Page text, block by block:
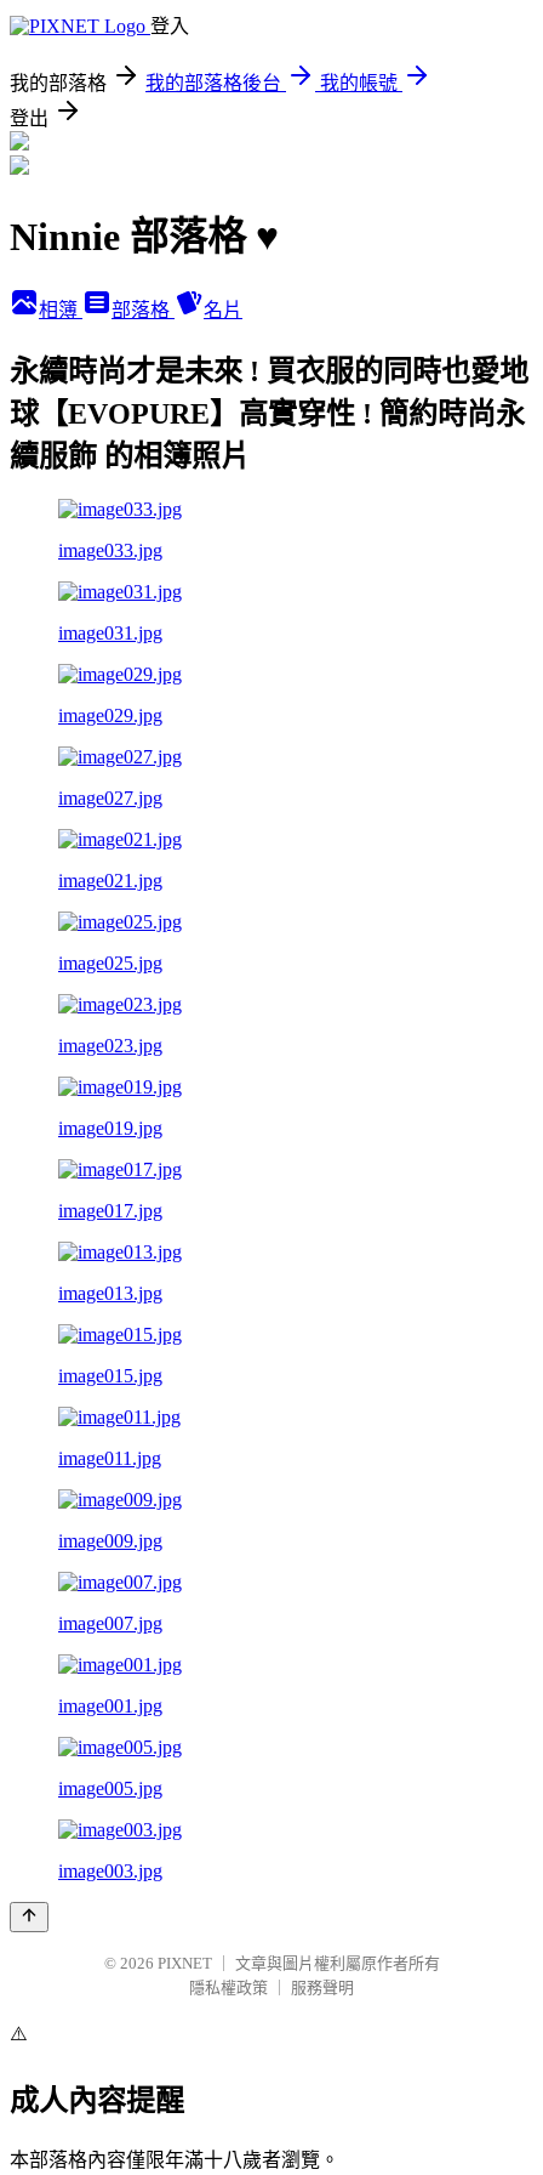
登入
我的部落格 我的部落格後台
我的帳號
登出
Ninnie 部落格 ♥
相簿 部落格 名片
永續時尚才是未來 ! 買衣服的同時也愛地
球【EVOPURE】高實穿性 ! 簡約時尚永
續服飾 的相簿照片
image033.jpg
image031.jpg
image029.jpg
image027.jpg
image021.jpg
image025.jpg
image023.jpg
image019.jpg
image017.jpg
image013.jpg
image015.jpg
image011.jpg
image009.jpg
image007.jpg
image001.jpg
image005.jpg
image003.jpg
© 2026 PIXNET
文章與圖片權利屬原作者所有
隱私權政策
服務聲明
⚠️
成人內容提醒
本部落格內容僅限年滿十八歲者瀏覽。